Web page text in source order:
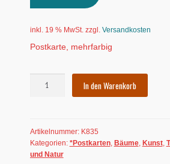
inkl. 19 % MwSt. zzgl. Versandkosten
Postkarte, mehrfarbig
kein
Leben!
Menge
In den Warenkorb
Artikelnummer: K835
Kategorien: *Postkarten, Bäume, Kunst,
und Natur